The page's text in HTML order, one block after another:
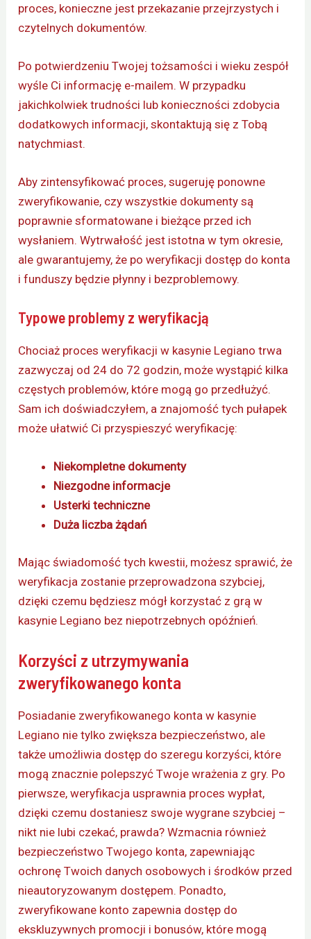
proces, konieczne jest przekazanie przejrzystych i
czytelnych dokumentów.
Po potwierdzeniu Twojej tożsamości i wieku zespół
wyśle Ci informację e-mailem. W przypadku
jakichkolwiek trudności lub konieczności zdobycia
dodatkowych informacji, skontaktują się z Tobą
natychmiast.
Aby zintensyfikować proces, sugeruję ponowne
zweryfikowanie, czy wszystkie dokumenty są
poprawnie sformatowane i bieżące przed ich
wysłaniem. Wytrwałość jest istotna w tym okresie,
ale gwarantujemy, że po weryfikacji dostęp do konta
i funduszy będzie płynny i bezproblemowy.
Typowe problemy z weryfikacją
Chociaż proces weryfikacji w kasynie Legiano trwa
zazwyczaj od 24 do 72 godzin, może wystąpić kilka
częstych problemów, które mogą go przedłużyć.
Sam ich doświadczyłem, a znajomość tych pułapek
może ułatwić Ci przyspieszyć weryfikację:
Niekompletne dokumenty
Niezgodne informacje
Usterki techniczne
Duża liczba żądań
Mając świadomość tych kwestii, możesz sprawić, że
weryfikacja zostanie przeprowadzona szybciej,
dzięki czemu będziesz mógł korzystać z grą w
kasynie Legiano bez niepotrzebnych opóźnień.
Korzyści z utrzymywania
zweryfikowanego konta
Posiadanie zweryfikowanego konta w kasynie
Legiano nie tylko zwiększa bezpieczeństwo, ale
także umożliwia dostęp do szeregu korzyści, które
mogą znacznie polepszyć Twoje wrażenia z gry. Po
pierwsze, weryfikacja usprawnia proces wypłat,
dzięki czemu dostaniesz swoje wygrane szybciej –
nikt nie lubi czekać, prawda? Wzmacnia również
bezpieczeństwo Twojego konta, zapewniając
ochronę Twoich danych osobowych i środków przed
nieautoryzowanym dostępem. Ponadto,
zweryfikowane konto zapewnia dostęp do
ekskluzywnych promocji i bonusów, które mogą